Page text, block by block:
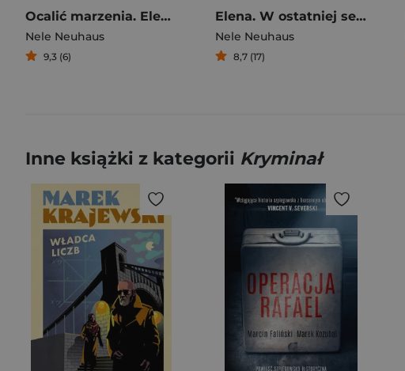
Ocalić marzenia. Elena. Tom 8
Nele Neuhaus
9,3 (6)
Elena. W ostatniej sekundzie
Nele Neuhaus
8,7 (17)
Inne książki z kategorii Kryminał